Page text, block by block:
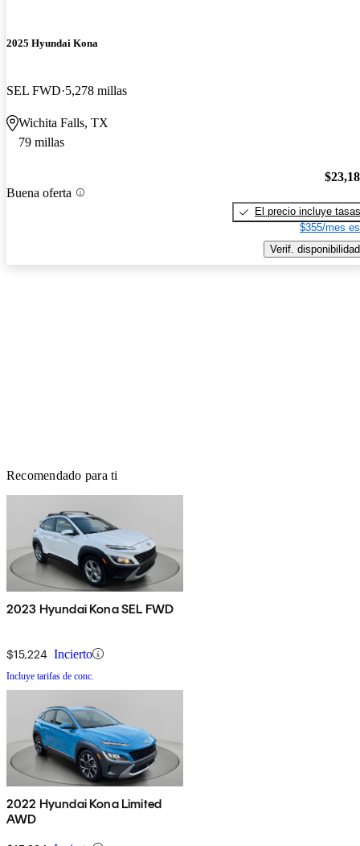
2025 Hyundai Kona
SEL FWD 5,278 millas
Wichita Falls, TX
79 millas
Buena oferta
El precio incluye tasas
$355/mes
Verif. disponibilidad
Recomendado para ti
2023 Hyundai Kona SEL FWD
$15,224 Incierto
Incluye tarifas de conc.
2022 Hyundai Kona Limited
AWD